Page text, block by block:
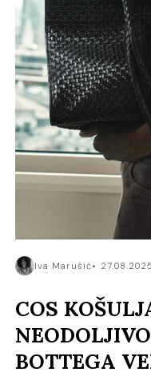
Iva Marušić 27.08.2025.
COS
BOTTEGA